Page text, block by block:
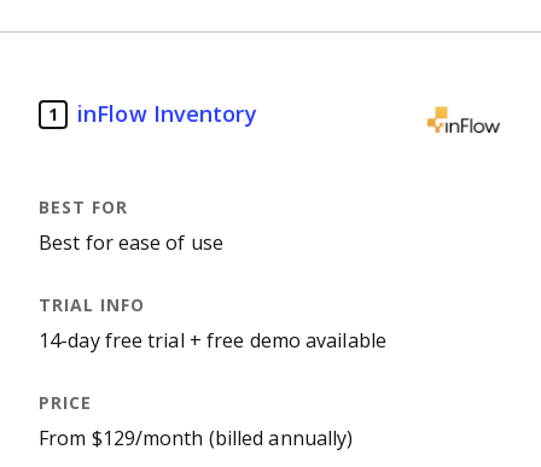
1 inFlow Inventory
Best for ease of use
14-day free trial + free demo available
From $129/month (billed annually)